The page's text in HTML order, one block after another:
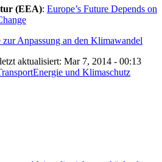
(EEA): Europe’s Future Depends on
zur Anpassung an den Klimawandel
aktualisiert: Mar 7, 2014 - 00:13
Energie und Klimaschutz